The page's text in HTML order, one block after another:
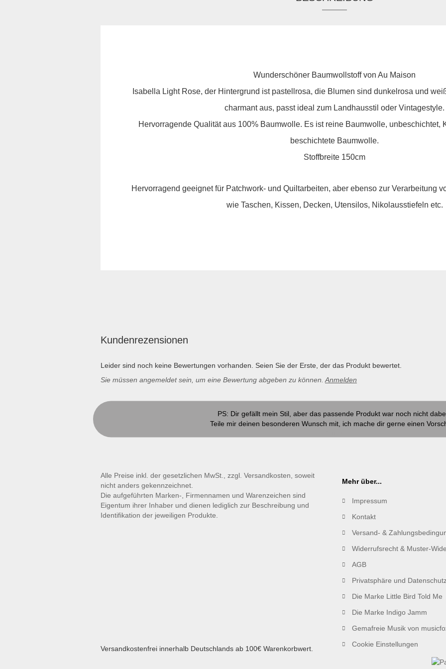
Wunderschöner Baumwollstoff von Au Maison
Isabella Light Rose, der Hintergrund ist pastellrosa, die Blumen sind dunkelrosa und
charmant aus, passt ideal zum Landhausstil oder Vintagestyle.
Hervorragende Qualität aus 100% Baumwolle. Es ist reine Baumwolle, unbeschichtet,
beschichtete Baumwolle.
Stoffbreite 150cm
Hervorragend geeignet für Patchwork- und Quiltarbeiten, aber ebenso zur Verarbeitung
wie Taschen, Kissen, Decken, Utensilos, Nikolausstiefeln etc.
Kundenrezensionen
Leider sind noch keine Bewertungen vorhanden. Seien Sie der Erste, der das Produkt bewertet.
Sie müssen angemeldet sein, um eine Bewertung abgeben zu können. Anmelden
PS: Dir gefällt mein Stil, aber das passende Produkt war noch nicht
Teile mir deinen besonderen Wunsch mit, ich mache dir gerne einen
Alle Preise inkl. der gesetzlichen MwSt., zzgl. Versandkosten, soweit
nicht anders gekennzeichnet.
Die aufgeführten Marken-, Firmennamen und Warenzeichen sind
Eigentum ihrer Inhaber und dienen lediglich zur Beschreibung und
Identifikation der jeweiligen Produkte.
Mehr über...
Impressum
Kontakt
Versand- &
Widerrufsrecht & Muster-
AGB
Privatsphäre und Datenschutz
Die Marke Little Bird Told Me
Die Marke Indigo Jamm
Gemafreie Musik von
Cookie Einstellungen
Versandkostenfrei innerhalb Deutschlands ab 100€ Warenkorbwert.